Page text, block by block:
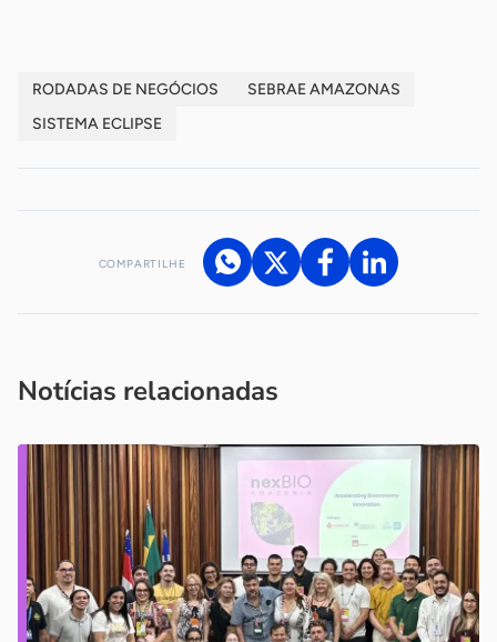
RODADAS DE NEGÓCIOS
SEBRAE AMAZONAS
SISTEMA ECLIPSE
COMPARTILHE
Notícias relacionadas